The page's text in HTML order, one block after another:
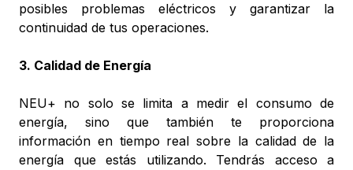
posibles problemas eléctricos y garantizar la
continuidad de tus operaciones.
3. Calidad de Energía
NEU+ no solo se limita a medir el consumo de
energía, sino que también te proporciona
información en tiempo real sobre la calidad de la
energía que estás utilizando. Tendrás acceso a